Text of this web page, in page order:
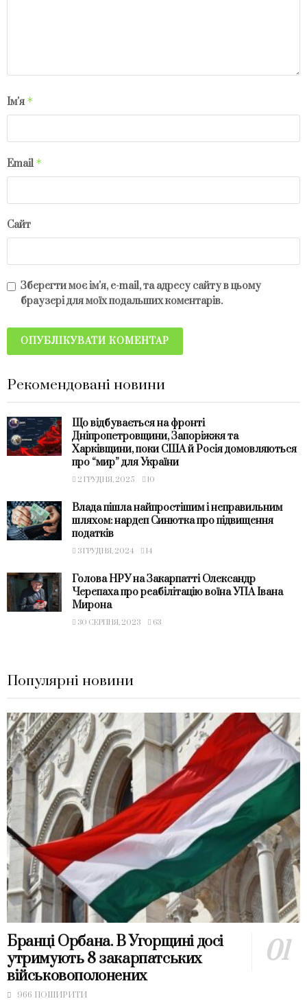
Ім'я *
Email *
Сайт
Зберегти моє ім'я, e-mail, та адресу сайту в цьому
браузері для моїх подальших коментарів.
Рекомендовані новини
Що відбувається на фронті
Дніпропетровщини, Запоріжжя та
Харківщини, поки США й Росія домовляються
про “мир” для України
2 ГРУДНЯ, 2025 10
Влада пішла найпростішим і неправильним
шляхом: нардеп Синютка про підвищення
податків
3 ГРУДНЯ, 2024 14
Голова НРУ на Закарпатті Олександр
Черепаха про реабілітацію воїна УПА Івана
Мирона
30 СЕРПНЯ, 2023 63
Популярні новини
Бранці Орбана. В Угорщині досі
утримують 8 закарпатських
військовополонених
966 ПОШИРИТИ